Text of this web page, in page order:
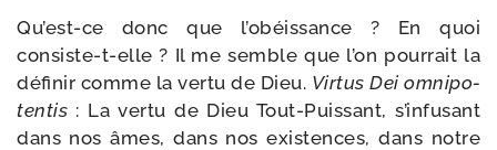
Qu’est-ce donc que l’obéissance ? En quoi
consiste-​t-​elle ? Il me semble que l’on pour­rait la
défi­nir comme la ver­tu de Dieu. Virtus Dei omni­po­
ten­tis : La ver­tu de Dieu Tout-​Puissant, s’infusant
dans nos âmes, dans nos exis­tences, dans notre